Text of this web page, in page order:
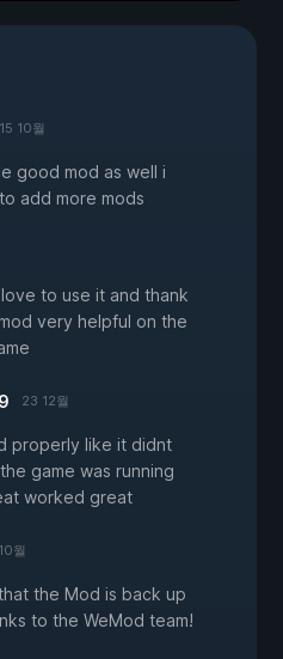
15 10월
good mod as well i
add more mods
to use it and thank
very helpful on the
23 12월
properly like it didnt
game was running
worked great
월
the Mod is back up
to the WeMod team!